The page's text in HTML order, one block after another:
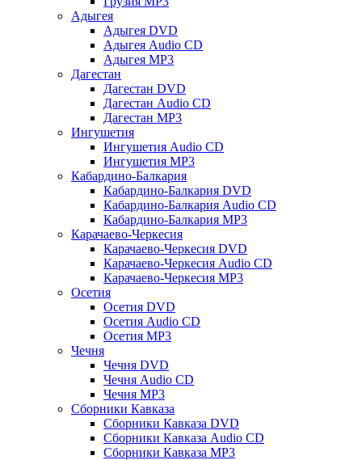
Адыгея
Адыгея DVD
Адыгея Audio CD
Адыгея MP3
Дагестан
Дагестан DVD
Дагестан Audio CD
Дагестан MP3
Ингушетия
Ингушетия Audio CD
Ингушетия MP3
Кабардино-Балкария
Кабардино-Балкария DVD
Кабардино-Балкария Audio CD
Кабардино-Балкария MP3
Карачаево-Черкесия
Карачаево-Черкесия DVD
Карачаево-Черкесия Audio CD
Карачаево-Черкесия MP3
Осетия
Осетия DVD
Осетия Audio CD
Осетия MP3
Чечня
Чечня DVD
Чечня Audio CD
Чечня MP3
Сборники Кавказа
Сборники Кавказа DVD
Сборники Кавказа Audio CD
Сборники Кавказа MP3